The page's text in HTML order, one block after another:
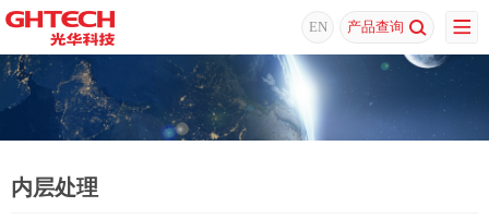
EN 产品查询
内层处理